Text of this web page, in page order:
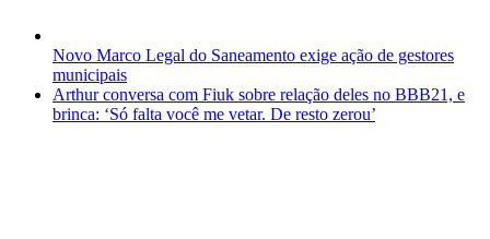
Novo Marco Legal do Saneamento exige ação de gestores
municipais
Arthur conversa com Fiuk sobre relação deles no BBB21, e
brinca: ‘Só falta você me vetar. De resto zerou’